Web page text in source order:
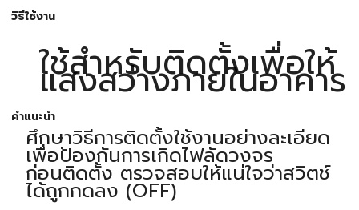
วิธีใช้งาน
ใช้สำหรับติดตั้งเพื่อให้
แสงสว่างภายในอาคาร
คำแนะนำ
ศึกษาวิธีการติดตั้งใช้งานอย่างละเอียด
เพื่อป้องกันการเกิดไฟลัดวงจร
ก่อนติดตั้ง ตรวจสอบให้แน่ใจว่าสวิตช์
ได้ถูกกดลง (OFF)